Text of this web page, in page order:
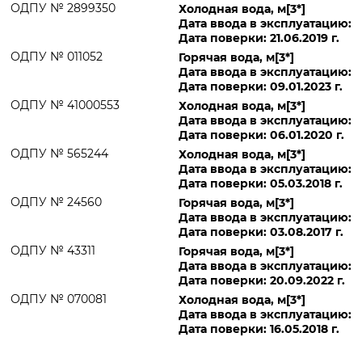
ОДПУ № 2899350
Холодная вода, м[3*]
Дата ввода в эксплуатацию:
Дата поверки: 21.06.2019 г.
ОДПУ № 011052
Горячая вода, м[3*]
Дата ввода в эксплуатацию:
Дата поверки: 09.01.2023 г.
ОДПУ № 41000553
Холодная вода, м[3*]
Дата ввода в эксплуатацию:
Дата поверки: 06.01.2020 г.
ОДПУ № 565244
Холодная вода, м[3*]
Дата ввода в эксплуатацию:
Дата поверки: 05.03.2018 г.
ОДПУ № 24560
Горячая вода, м[3*]
Дата ввода в эксплуатацию:
Дата поверки: 03.08.2017 г.
ОДПУ № 43311
Горячая вода, м[3*]
Дата ввода в эксплуатацию:
Дата поверки: 20.09.2022 г.
ОДПУ № 070081
Холодная вода, м[3*]
Дата ввода в эксплуатацию:
Дата поверки: 16.05.2018 г.